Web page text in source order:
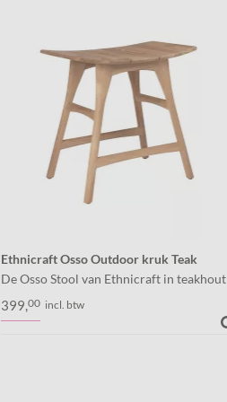
Ethnicraft Osso Outdoor kruk Teak
De Osso Stool van Ethnicraft in teakhout
voor buiten. Te gebruiken met of zonder
kussen.
399,00 incl. btw